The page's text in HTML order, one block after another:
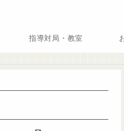
指導対局・教室